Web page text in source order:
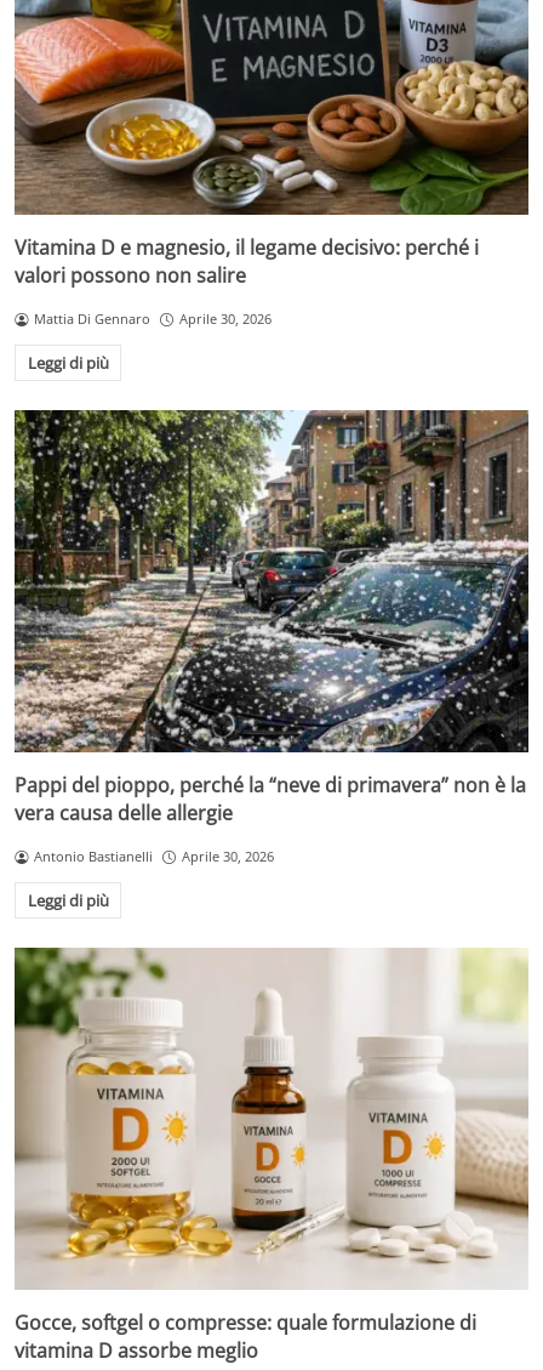
Vitamina D e magnesio, il legame decisivo: perché i
valori possono non salire
Mattia Di Gennaro Aprile 30, 2026
Leggi di più
Pappi del pioppo, perché la “neve di primavera” non è la
vera causa delle allergie
Antonio Bastianelli Aprile 30, 2026
Leggi di più
Gocce, softgel o compresse: quale formulazione di
vitamina D assorbe meglio